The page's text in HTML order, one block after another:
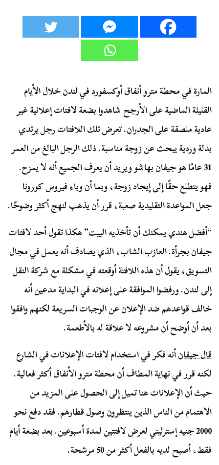
المارة في محطة مترو أنفاق أوكسفورد في لندن خلال الأيام
القليلة الماضية على الأرجح شاهدوا بضعة لافتات إعلانية غير
عادية ملصقة على الجدران. تعرض تلك اللافتات رجل يرتدي
بدلة وردية يبحث عن زوجة مناسبة. ذلك الرجل البالغ من العمر
31 عامًا هو جيفان بهاشو ويريد أن يعرف الجميع أنه لا يمزح.
فهو يتطلع حقًا إلى إيجاد زوجة، وبما أن وباءفيروس كورونا
جعل المواعدة التقليدية صعبة، قرر أن يذهب لنهج أكثر وضوحًا.
“أفضل هندي يمكنك أن تأخذيه البيت” هكذا تقول أحد لافتات
جيفان بجرأة. العازب الشاب، الذي يصادف أنه يعمل في مجال
التسويق، يقول أن هذه اللافتة أوقعته في مشكلة مع شركة النقل
إلى لندن. ورفضوا الموافقة على إعلانه في البداية مدعين أنه
خالف قواعدهم ضد الإعلان عن الوجبات السريعة لكنهم وافقوا
بعد أن أوضح أن مشروعه لا علاقة له بالأطعمة.
قال جيفانأنه فكر في استخدام لافتات الإعلانات في الشارع
لكنه قرر في نهاية المطاف أن محطة مترو الأنفاق أكثر فعالية.
حيث أن الإعلانات هنا تميل إلى الحصول على المزيد من
الاهتمام من الناس الذين ينتظرون وصول قطارهم. فقد دفع نحو
2000 جنيه إسترليني لعرض لافتتين لمدة أسبوعين. بعد بضعة أيام
فقط، أصبح لديه بالفعل أكثر من 50 مرشحة.